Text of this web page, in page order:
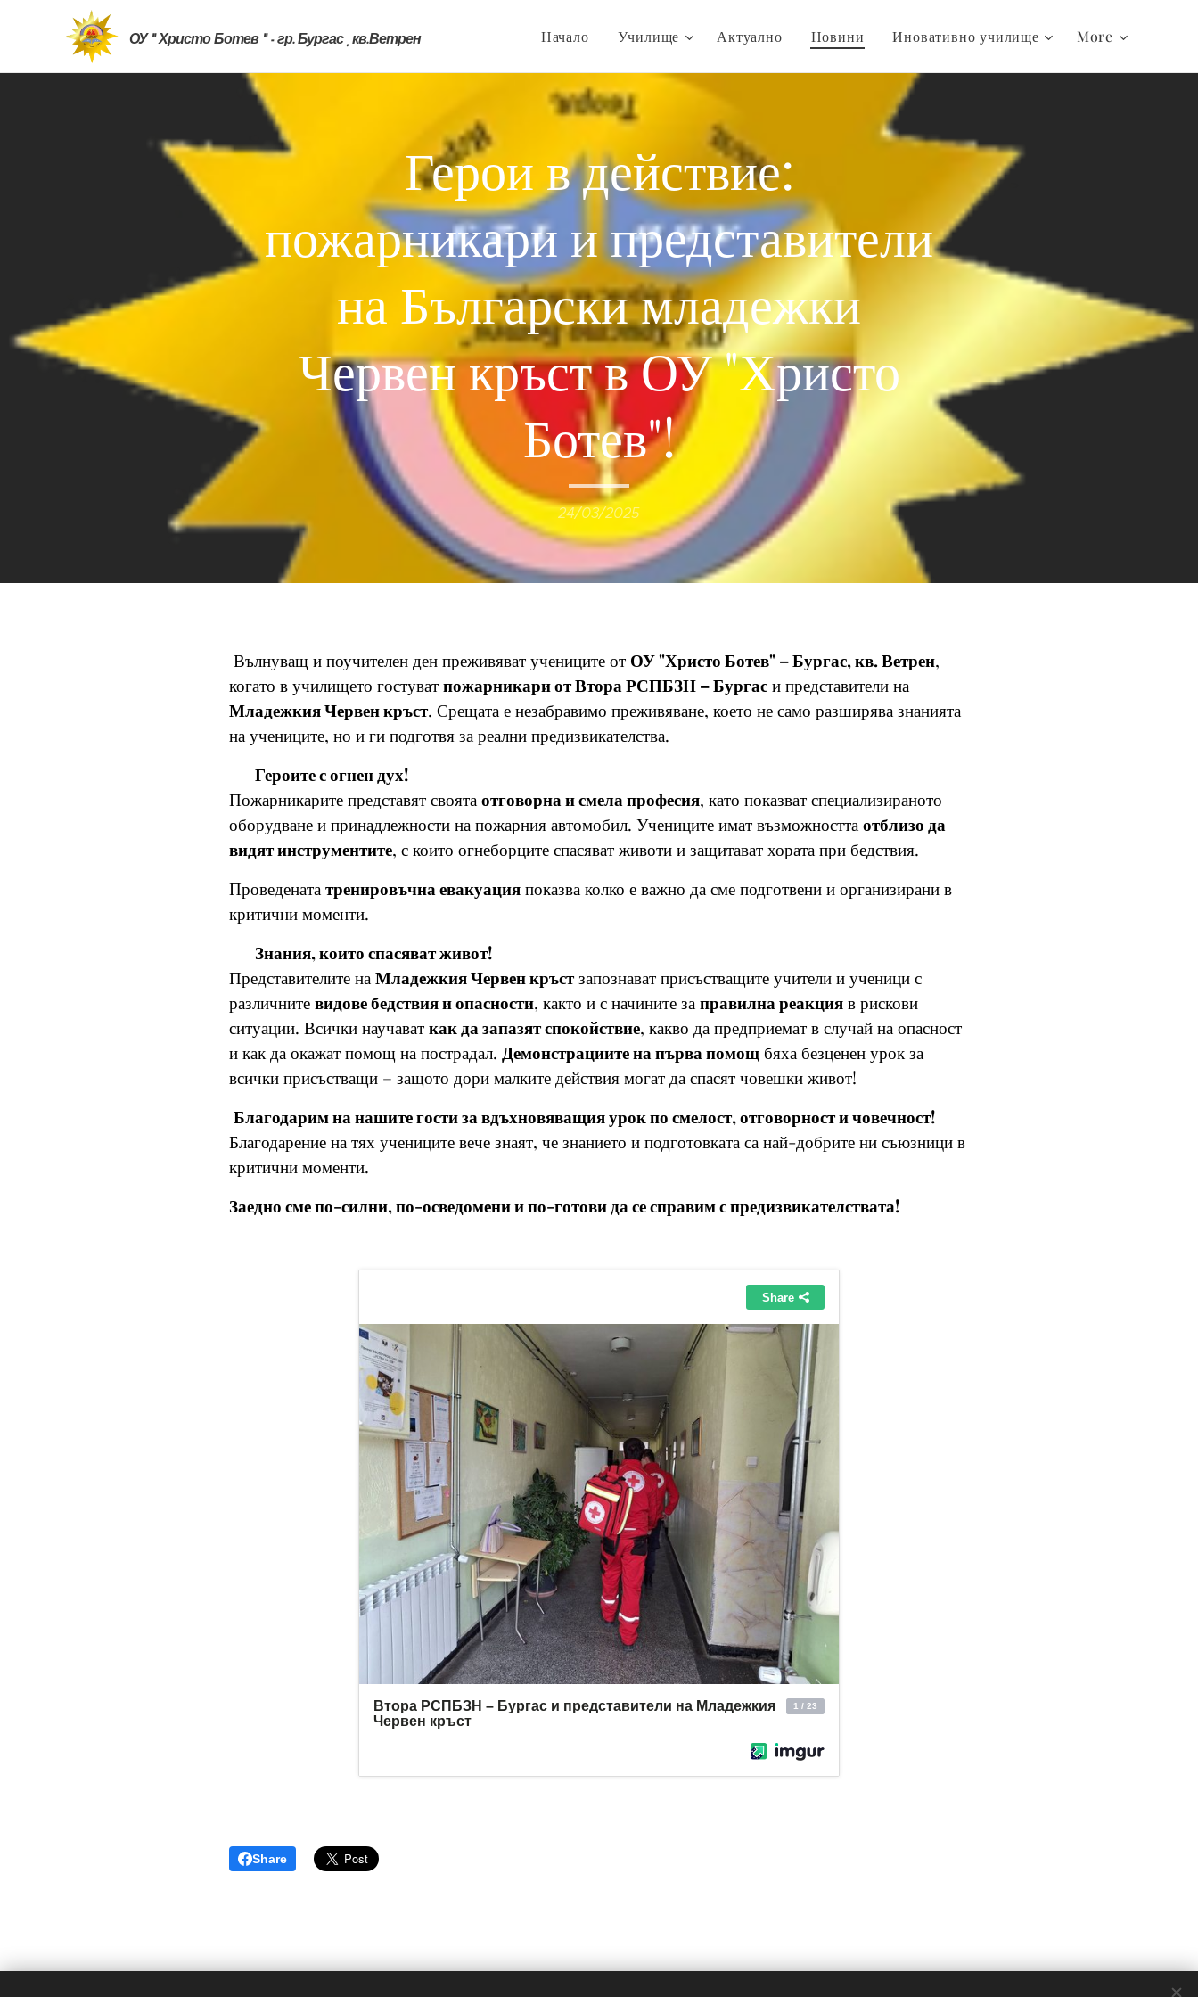
ОУ " Христо Ботев " - гр. Бургас , кв.Ветрен Начало Училище Актуално Новини Иновативно училище More
Герои в действие:
пожарникари и представители
на Български младежки
Червен кръст в ОУ "Христо
Ботев"!
24/03/2025
Вълнуващ и поучителен ден преживяват учениците от ОУ "Христо Ботев" – Бургас, кв. Ветрен,
когато в училището гостуватпожарникари от Втора РСПБЗН – Бургаси представители на
Младежкия Червен кръст. Срещата е незабравимо преживяване, което не само разширява знанията
на учениците, но и ги подготвя за реални предизвикателства.
Героите с огнен дух!
Пожарникарите представят своятаотговорна и смела професия, като показват специализираното
оборудване и принадлежности на пожарния автомобил. Учениците имат възможносттаотблизо да
видят инструментите, с които огнеборците спасяват животи и защитават хората при бедствия.
Проведенататренировъчна евакуацияпоказва колко е важно да сме подготвени и организирани в
критични моменти.
Знания, които спасяват живот!
Представителите наМладежкия Червен кръстзапознават присъстващите учители и ученици с
различнитевидове бедствия и опасности, както и с начините заправилна реакцияв рискови
ситуации. Всички научаваткак да запазят спокойствие, какво да предприемат в случай на опасност
и как да окажат помощ на пострадал. Демонстрациите на първа помощбяха безценен урок за
всички присъстващи – защото дори малките действия могат да спасят човешки живот!
Благодарим на нашите гости за вдъхновяващия урок по смелост, отговорност и човечност!
Благодарение на тях учениците вече знаят, че знанието и подготовката са най-добрите ни съюзници в
критични моменти.
Заедно сме по-силни, по-осведомени и по-готови да се справим с предизвикателствата!
Share